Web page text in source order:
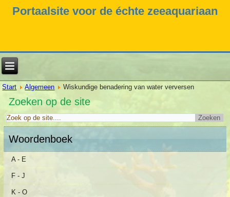
Portaalsite voor de échte zeeaquariaan
Start Algemeen Wiskundige benadering van water verversen
Zoeken op de site
Woordenboek
A - E
F - J
K - O